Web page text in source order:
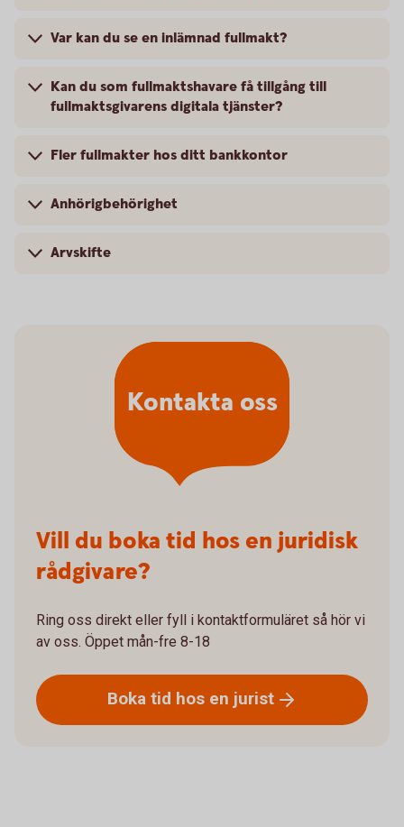
Var kan du se en inlämnad fullmakt?
Kan du som fullmaktshavare få tillgång till
fullmaktsgivarens digitala tjänster?
Fler fullmakter hos ditt bankkontor
Anhörigbehörighet
Arvskifte
Vill du boka tid hos en juridisk
rådgivare?
Ring oss direkt eller fyll i kontaktformuläret så hör vi
av oss. Öppet mån-fre 8-18
Boka tid hos en jurist
Kontakta oss